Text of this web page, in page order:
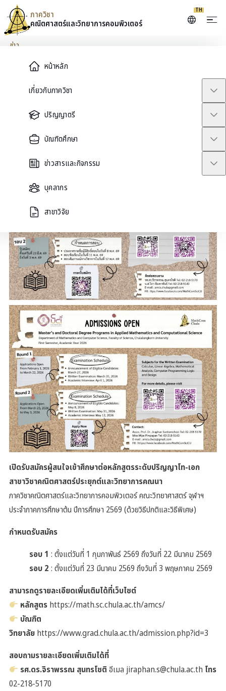
หน้าหลัก
เกี่ยวกับภาควิชา
ปริญญาตรี
บัณฑิตศึกษา
ข่าวสารและกิจกรรม
บุคลากร
สาขาวิจัย
ภาควิชา
คณิตศาสตร์และวิทยาการคอมพิวเตอร์
TH
Skip to content
ข่าว
#AMCS รับสมัครเข้าศึกษาระดับ
ป.โท และ ป.เอก
January 28, 2026
เปิดรับสมัครผู้สนใจเข้าศึกษาต่อหลักสูตรระดับปริญญาโท-เอก
สาขาวิชาคณิตศาสตร์ประยุกต์และวิทยาการคณนา
ภาควิชาคณิตศาสตร์และวิทยาการคอมพิวเตอร์ คณะวิทยาศาสตร์ จุฬาฯ
ประจำภาคการศึกษาต้น ปีการศึกษา 2569 (ด้วยวิธีปกติและวิธีพิเศษ)
กำหนดรับสมัคร
รอบ 1 : ตั้งแต่วันที่ 1 กุมภาพันธ์ 2569 ถึงวันที่ 22 มีนาคม 2569
รอบ 2 : ตั้งแต่วันที่ 23 มีนาคม 2569 ถึงวันที่ 3 พฤษภาคม 2569
สามารถดูรายละเอียดเพิ่มเติมได้ที่เว็บไซต์
หลักสูตร https://math.sc.chula.ac.th/amcs/
บัณฑิต
วิทยาลัย https://www.grad.chula.ac.th/admission.php?id=3
สอบถามรายละเอียดเพิ่มเติมได้ที่
รศ.ดร.จิราพรรณ สุนทรโชติ อีเมล jiraphan.s@chula.ac.th โทร
02-218-5170